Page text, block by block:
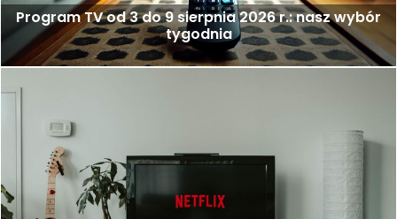
Program TV od 3 do 9 sierpnia 2026 r.: nasz wybór
tygodnia